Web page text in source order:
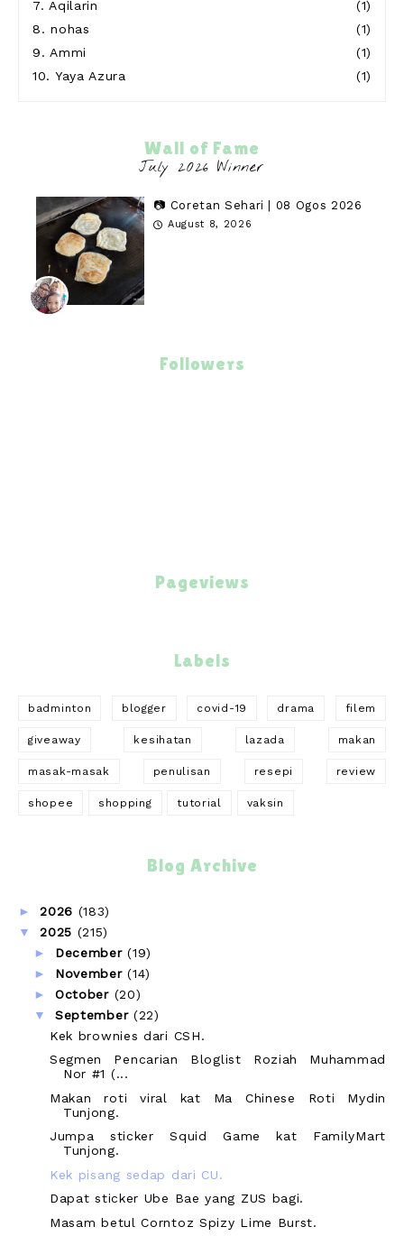
7. Aqilarin
(1)
8.nohas
(1)
9. Ammi
(1)
10. Yaya Azura (1)
Wall of Fame
📷 Coretan Sehari | 08 Ogos 2026
August 8, 2026
Followers
Pageviews
Labels
badminton blogger covid-19 drama filem
giveaway kesihatan lazada makan
masak-masak penulisan resepi review
shopee shopping tutorial vaksin
Blog Archive
►2026 (183)
▼2025 (215)
► December(19)
► November(14)
► October (20)
▼ September (22)
Kek brownies dari CSH.
Segmen Pencarian Bloglist Roziah Muhammad
Nor #1 (...
Makan roti viral kat Ma Chinese Roti Mydin
Tunjong.
Jumpa sticker Squid Game kat FamilyMart
Tunjong.
Kek pisang sedap dari CU.
Dapat sticker Ube Bae yang ZUS bagi.
Masam betul Corntoz Spizy Lime Burst.